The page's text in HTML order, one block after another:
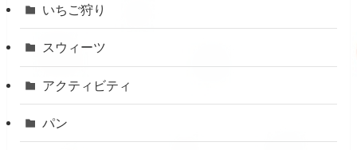
いちご狩り
スウィーツ
アクティビティ
パン